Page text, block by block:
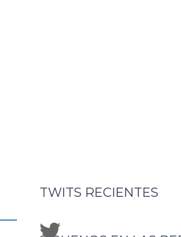
TWITS RECIENTES